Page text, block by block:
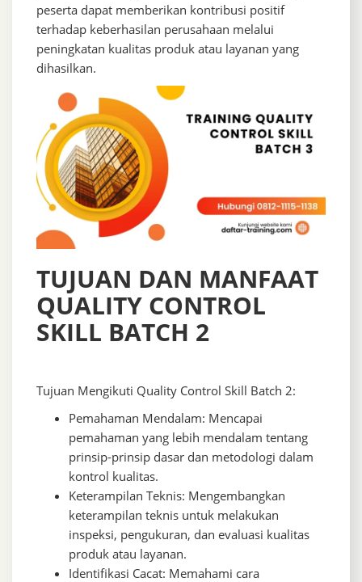
peserta dapat memberikan kontribusi positif
terhadap keberhasilan perusahaan melalui
peningkatan kualitas produk atau layanan yang
dihasilkan.
TUJUAN DAN MANFAAT
QUALITY CONTROL
SKILL BATCH 2
Tujuan Mengikuti Quality Control Skill Batch 2:
Pemahaman Mendalam: Mencapai
pemahaman yang lebih mendalam tentang
prinsip-prinsip dasar dan metodologi dalam
kontrol kualitas.
Keterampilan Teknis: Mengembangkan
keterampilan teknis untuk melakukan
inspeksi, pengukuran, dan evaluasi kualitas
produk atau layanan.
Identifikasi Cacat: Memahami cara